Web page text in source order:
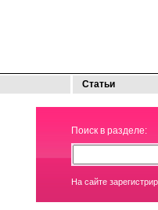
Статьи
Поиск в разделе:
На сайте